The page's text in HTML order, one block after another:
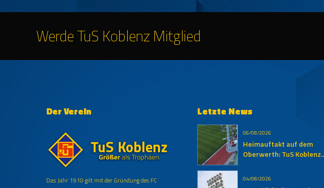
Werde TuS Koblenz Mitglied
Der Verein
Das Jahr 1910 gilt mit der Gründung des FC
Letzte News
06/08/2026
Heimauftakt auf dem
Oberwerth: TuS Koblenz
Auersmacher
04/08/2026